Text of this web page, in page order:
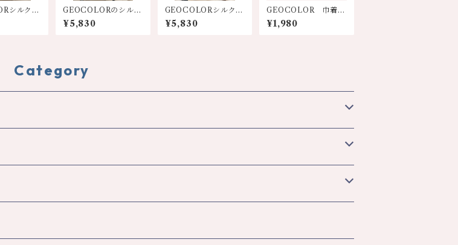
シルクミ
オレンジ
GEOCOLORのシルク
ミニスカーフ【パープ
ル系】
¥5,830
GEOCOLORシルクミ
ニスカーフ【エメグリ
系】人気色！！
¥5,830
GEOCOLOR 巾着
【各色】
¥1,980
Category